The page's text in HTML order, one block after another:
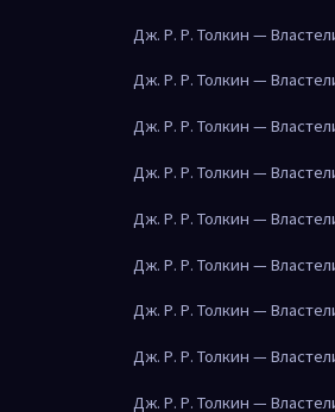
Дж. Р. Р. Толкин —
Дж. Р. Р. Толкин —
Дж. Р. Р. Толкин —
Дж. Р. Р. Толкин —
Дж. Р. Р. Толкин —
Дж. Р. Р. Толкин —
Дж. Р. Р. Толкин —
Дж. Р. Р. Толкин —
Дж. Р. Р. Толкин —